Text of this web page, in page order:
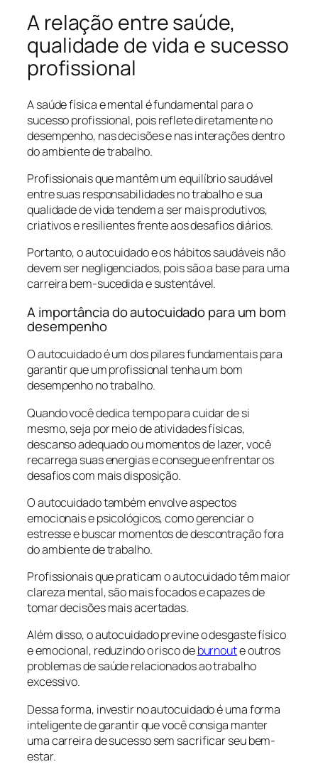
A relação entre saúde,
qualidade de vida e sucesso
profissional
A saúde física e mental é fundamental para o
sucesso profissional, pois reflete diretamente no
desempenho, nas decisões e nas interações dentro
do ambiente de trabalho.
Profissionais que mantêm um equilíbrio saudável
entre suas responsabilidades no trabalho e sua
qualidade de vida tendem a ser mais produtivos,
criativos e resilientes frente aos desafios diários.
Portanto, o autocuidado e os hábitos saudáveis não
devem ser negligenciados, pois são a base para uma
carreira bem-sucedida e sustentável.
A importância do autocuidado para um bom
desempenho
O autocuidado é um dos pilares fundamentais para
garantir que um profissional tenha um bom
desempenho no trabalho.
Quando você dedica tempo para cuidar de si
mesmo, seja por meio de atividades físicas,
descanso adequado ou momentos de lazer, você
recarrega suas energias e consegue enfrentar os
desafios com mais disposição.
O autocuidado também envolve aspectos
emocionais e psicológicos, como gerenciar o
estresse e buscar momentos de descontração fora
do ambiente de trabalho.
Profissionais que praticam o autocuidado têm maior
clareza mental, são mais focados e capazes de
tomar decisões mais acertadas.
Além disso, o autocuidado previne o desgaste físico
e emocional, reduzindo o risco deburnoute outros
problemas de saúde relacionados ao trabalho
excessivo.
Dessa forma, investir no autocuidado é uma forma
inteligente de garantir que você consiga manter
uma carreira de sucesso sem sacrificar seu bem-
estar.